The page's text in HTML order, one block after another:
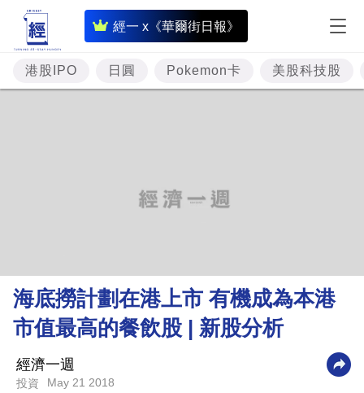
經一 x《華爾街日報》
即
時
財
經
理
財
商
科
港股IPO 日圓 Pokemon卡 美股科技股
海底撈計劃在港上市 有機成為本港
市值最高的餐飲股 | 新股分析
經濟一週
投資 May 21 2018